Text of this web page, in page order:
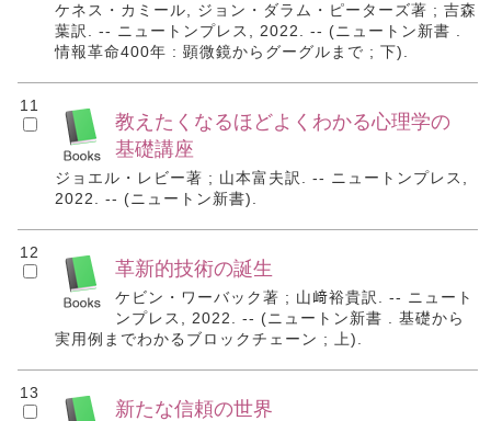
ケネス・カミール, ジョン・ダラム・ピーターズ著 ; 吉森
葉訳. -- ニュートンプレス, 2022. -- (ニュートン新書 .
情報革命400年 : 顕微鏡からグーグルまで ; 下).
11
教えたくなるほどよくわかる心理学の
基礎講座
ジョエル・レビー著 ; 山本富夫訳. -- ニュートンプレス,
2022. -- (ニュートン新書).
12
革新的技術の誕生
ケビン・ワーバック著 ; 山﨑裕貴訳. -- ニュート
ンプレス, 2022. -- (ニュートン新書 . 基礎から
実用例までわかるブロックチェーン ; 上).
13
新たな信頼の世界